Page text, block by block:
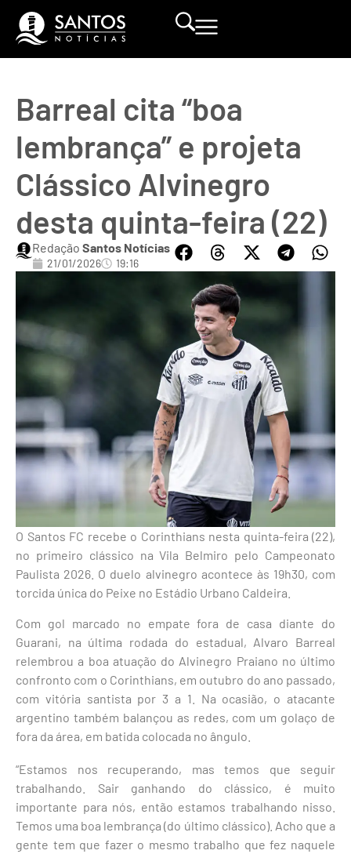
Barreal cita “boa
lembrança” e projeta
Clássico Alvinegro
desta quinta-feira (22)
Redação Santos Notícias
21/01/2026 19:16
O Santos FC recebe o Corinthians nesta quinta-feira (22),
no primeiro clássico na Vila Belmiro pelo Campeonato
Paulista 2026. O duelo alvinegro acontece às 19h30, com
torcida única do Peixe no Estádio Urbano Caldeira.
Com gol marcado no empate fora de casa diante do
Guarani, na última rodada do estadual, Alvaro Barreal
relembrou a boa atuação do Alvinegro Praiano no último
confronto com o Corinthians, em outubro do ano passado,
com vitória santista por 3 a 1. Na ocasião, o atacante
argentino também balançou as redes, com um golaço de
fora da área, em batida colocada no ângulo.
“Estamos nos recuperando, mas temos que seguir
trabalhando. Sair ganhando do clássico, é muito
importante para nós, então estamos trabalhando nisso.
Temos uma boa lembrança (do último clássico). Acho que a
gente tem que fazer o mesmo trabalho que fez naquele